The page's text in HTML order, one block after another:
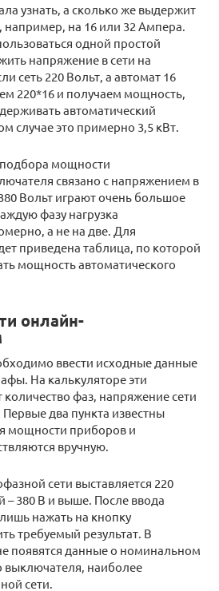
узнать, а сколько же выдержит
например, на 16 или 32 Ампера.
одной простой
напряжение в сети на
сеть 220 Вольт, а автомат 16
220*16 и получаем мощность,
автоматический
случае это примерно 3,5 кВт.
мощности
связано с напряжением в
Вольт играют очень большое
фазу нагрузка
а не на две. Для
приведена таблица, по которой
мощность автоматического
онлайн-
ввести исходные данные
На калькуляторе эти
фаз, напряжение сети
два пункта известны
мощности приборов и
вручную.
сети выставляется 220
– 380 В и выше. После ввода
нажать на кнопку
требуемый результат. В
появятся данные о номинальном
выключателя, наиболее
сети.